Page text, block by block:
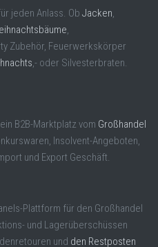
jeden Anlass. Ob Jacken,
,
Zubehör, Feuerwerkskörper
,- oder Silvesterbraten.
B2B-Marktplatz vom Großhandel
Insolvent-Angeboten,
und Export Geschäft.
Plattform für den Großhandel
und Lagerüberschüssen
und den Restposten